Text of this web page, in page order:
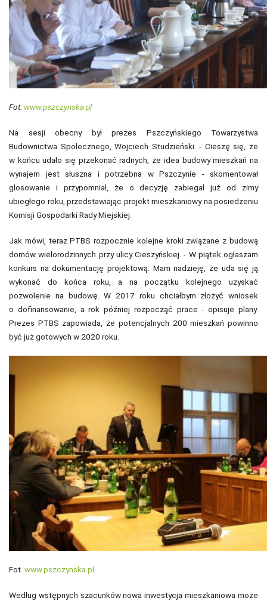
Fot. www.pszczynska.pl
Na sesji obecny był prezes Pszczyńskiego Towarzystwa
Budownictwa Społecznego, Wojciech Studzieński. - Cieszę się, że
w końcu udało się przekonać radnych, że idea budowy mieszkań na
wynajem jest słuszna i potrzebna w Pszczynie - skomentował
głosowanie i przypomniał, że o decyzję zabiegał już od zimy
ubiegłego roku, przedstawiając projekt mieszkaniowy na posiedzeniu
Komisji Gospodarki Rady Miejskiej.
Jak mówi, teraz PTBS rozpocznie kolejne kroki związane z budową
domów wielorodzinnych przy ulicy Cieszyńskiej. - W piątek ogłaszam
konkurs na dokumentację projektową. Mam nadzieję, że uda się ją
wykonać do końca roku, a na początku kolejnego uzyskać
pozwolenie na budowę. W 2017 roku chciałbym złożyć wniosek
o dofinansowanie, a rok później rozpocząć prace - opisuje plany.
Prezes PTBS zapowiada, że potencjalnych 200 mieszkań powinno
być już gotowych w 2020 roku.
Fot. www.pszczynska.pl
Według wstępnych szacunków nowa inwestycja mieszkaniowa może